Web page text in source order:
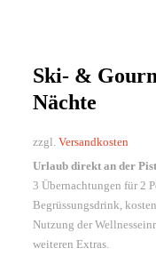
Ski- &
Nächte
zzgl.Versandkosten
Urlaub direkt an der
3 Übernachtungen für 2
Begrüssungsdrink,
Nutzung der
weiteren Extras.